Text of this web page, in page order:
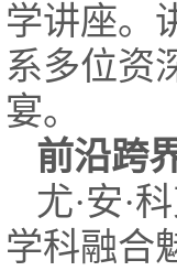
学讲座。
系多位资
宴。
前沿跨
尤·安·
学科融合